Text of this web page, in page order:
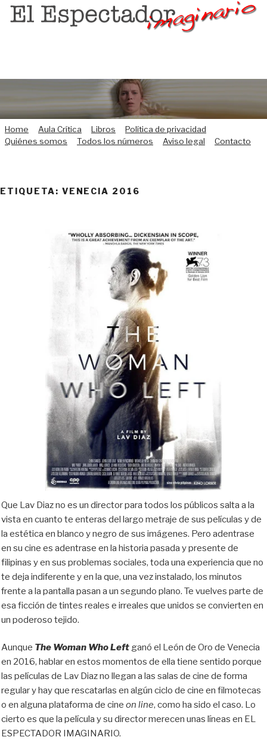
Saltar
Home Aula Crítica Libros
Política de privacidad
Quiénes somos
Todos los números Aviso legal Contacto
ETIQUETA: VENECIA 2016
Que Lav Diaz no es un director para todos los públicos salta a la
vista en cuanto te enteras del largo metraje de sus películas y de
la estética en blanco y negro de sus imágenes. Pero adentrase
en su cine es adentrase en la historia pasada y presente de
filipinas y en sus problemas sociales, toda una experiencia que no
te deja indiferente y en la que, una vez instalado, los minutos
frente a la pantalla pasan a un segundo plano. Te vuelves parte de
esa ficción de tintes reales e irreales que unidos se convierten en
un poderoso tejido.
Aunque The Woman Who Left ganó el León de Oro de Venecia
en 2016, hablar en estos momentos de ella tiene sentido porque
las películas de Lav Diaz no llegan a las salas de cine de forma
regular y hay que rescatarlas en algún ciclo de cine en filmotecas
o en alguna plataforma de cine on line, como ha sido el caso. Lo
cierto es que la película y su director merecen unas líneas en EL
ESPECTADOR IMAGINARIO.